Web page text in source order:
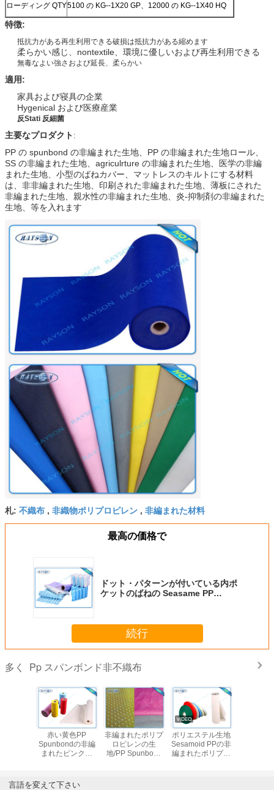
ローディング QTY5100 の KG--1X20 GP、12000 の KG--1X40 HQ
特徴:
抵抗力がある再生利用できる破損は抵抗力がある縮めます
柔らかい感じ、nontextile、環境に優しいおよび再生利用できる
無毒なよい強さおよび延長、柔らかい
適用:
家具および寝具の企業
Hygenical および医療産業
反Stati 反細菌
主要なプロダクト :
PP の spunbond の非編まれた生地、PP の非編まれた生地ロール、
SS の非編まれた生地、agriculrture の非編まれた生地、医学の非編
まれた生地、小型のばねカバー、マットレスのキルトにする材料
は、非非編まれた生地、印刷された非編まれた生地、薄板にされた
非編まれた生地、親水性の非編まれた生地、炎-抑制剤の非編まれた
生地、等を入れます
札: 不織布 , 非織物ポリプロピレン , 非編まれた材料
最高の価格で
ドット・パターンが付いている内ポ
ケットのばねの Seasame PP
続行
多く Pp スパンボンド非不織布
赤い黄色PP
Spunbondの非編
まれたピンクの
リプロピレンの生
非編まれたポリプ
ロピレンの生
地/PP Spunbond
ポリエステル生地
Sesamoid PPの非
編まれたポリプロ
言語を変えて下さい